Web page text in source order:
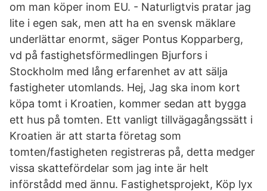
om man köper inom EU. - Naturligtvis pratar jag
lite i egen sak, men att ha en svensk mäklare
underlättar enormt, säger Pontus Kopparberg,
vd på fastighetsförmedlingen Bjurfors i
Stockholm med lång erfarenhet av att sälja
fastigheter utomlands. Hej, Jag ska inom kort
köpa tomt i Kroatien, kommer sedan att bygga
ett hus på tomten. Ett vanligt tillvägagångssätt i
Kroatien är att starta företag som
tomten/fastigheten registreras på, detta medger
vissa skattefördelar som jag inte är helt
införstådd med ännu. Fastighetsprojekt, Köp lyx